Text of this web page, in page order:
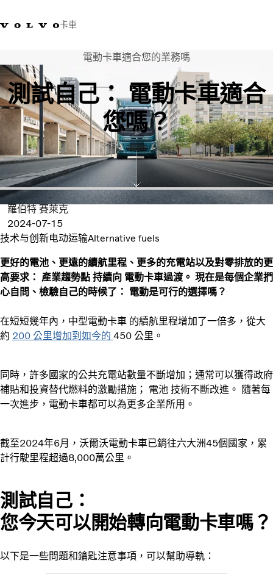
卡車
Volvo Trucks商店登入查找經銷商台灣
運輸解決方案
卡車
運輸需求
服務
新聞與媒體
關於我們
查找經銷商
聯絡我們
電動卡車適合您的業務嗎
測試自己： 電動卡車適合
您嗎？
羅伯特 賽萊克
2024-07-15
技术与创新电动运输Alternative fuels
更好的電池、更遠的續航里程、更多的充電站以及對零排放的更
高要求： 產業趨勢點 持續向 電動卡車過渡。 現在是每個企業捫
心自問、檢驗自己的時候了： 電動是可行的選擇嗎？
在短短幾年內，中型電動卡車 的續航里程增加了一倍多，從大
約 200 公里增加到如今的 450 公里。
同時，許多國家的公共充電站數量不斷增加；通常可以獲得政府
補貼和投資替代燃料的激勵措施； 電池 技術不斷改進。 隨著每
一次進步，電動卡車都可以為更多企業所用。
截至2024年6月，沃爾沃電動卡車已銷往六大洲45個國家，累
計行駛里程超過8,000萬公里。
測試自己：
您今天可以開始轉向電動卡車嗎？
以下是一些問題和鑰匙注意事項，可以幫助導軌：